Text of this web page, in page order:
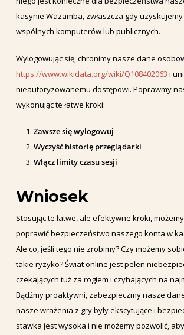
kasynie Wazamba, zwłaszcza gdy
wspólnych komputerów lub publicznych.
Wylogowując się, chronimy nasze dane
https://www.wikidata.org/wiki/Q108402063 i
nieautoryzowanemu dostępowi. Poprawmy
wykonując te łatwe kroki:
Zawsze się wylogowuj
Wyczyść historię przeglądarki
Włącz limity czasu sesji
Wniosek
Stosując te łatwe, ale efektywne kroki,
poprawić bezpieczeństwo naszego konta w
Ale co, jeśli tego nie zrobimy? Czy możemy
takie ryzyko? Świat online jest pełen
czekających tuż za rogiem i czyhających na
Bądźmy proaktywni, zabezpieczmy nasze
nasze wrażenia z gry były ekscytujące i
stawka jest wysoka i nie możemy pozwolić,